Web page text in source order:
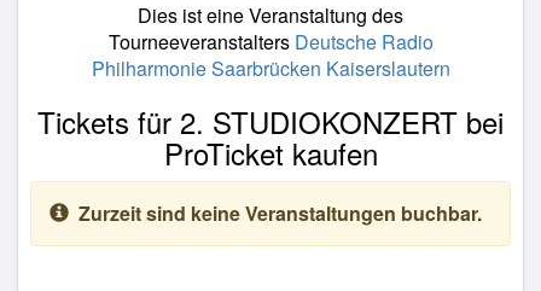
Dies ist eine Veranstaltung des
Tourneeveranstalters Deutsche Radio
Philharmonie Saarbrücken Kaiserslautern
Tickets für 2. STUDIOKONZERT bei
ProTicket kaufen
Zurzeit sind keine Veranstaltungen buchbar.